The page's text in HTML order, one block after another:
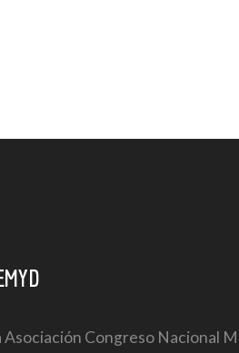
Asociación Congreso Nacional